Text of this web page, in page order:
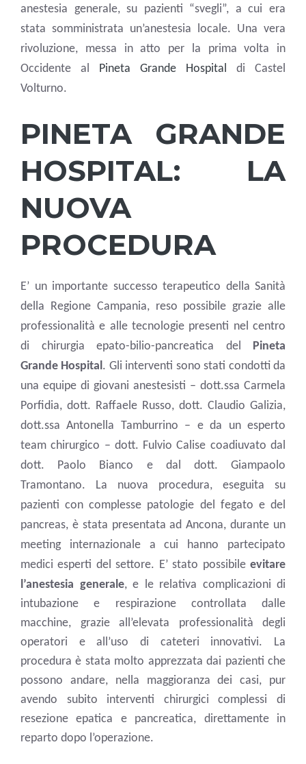
anestesia generale, su pazienti “svegli”, a cui era
stata somministrata un’anestesia locale. Una vera
rivoluzione, messa in atto per la prima volta in
Occidente al Pineta Grande Hospital di Castel
Volturno.
PINETA GRANDE
HOSPITAL: LA
NUOVA
PROCEDURA
E’ un importante successo terapeutico della Sanità
della Regione Campania, reso possibile grazie alle
professionalità e alle tecnologie presenti nel centro
di chirurgia epato-bilio-pancreatica del Pineta
Grande Hospital. Gli interventi sono stati condotti da
una equipe di giovani anestesisti – dott.ssa Carmela
Porfidia, dott. Raffaele Russo, dott. Claudio Galizia,
dott.ssa Antonella Tamburrino – e da un esperto
team chirurgico – dott. Fulvio Calise coadiuvato dal
dott. Paolo Bianco e dal dott. Giampaolo
Tramontano. La nuova procedura, eseguita su
pazienti con complesse patologie del fegato e del
pancreas, è stata presentata ad Ancona, durante un
meeting internazionale a cui hanno partecipato
medici esperti del settore. E’ stato possibileevitare
l’anestesia generale, e le relativa complicazioni di
intubazione e respirazione controllata dalle
macchine, grazie all’elevata professionalità degli
operatori e all’uso di cateteri innovativi. La
procedura è stata molto apprezzata dai pazienti che
possono andare, nella maggioranza dei casi, pur
avendo subito interventi chirurgici complessi di
resezione epatica e pancreatica, direttamente in
reparto dopo l’operazione.